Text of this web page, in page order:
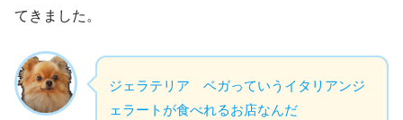
てきました。
ジェラテリア ベガっていうイタリアンジ
ェラートが食べれるお店なんだ